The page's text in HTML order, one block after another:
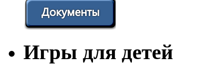
Игры для детей